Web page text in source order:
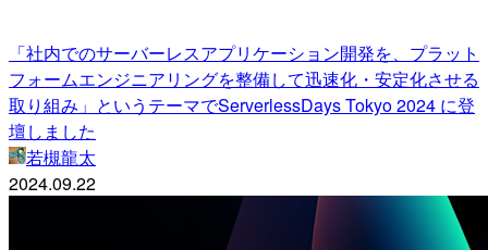
「社内でのサーバーレスアプリケーション開発を、プラット
フォームエンジニアリングを整備して迅速化・安定化させる
取り組み」というテーマでServerlessDays Tokyo 2024 に登
壇しました
若槻龍太
2024.09.22